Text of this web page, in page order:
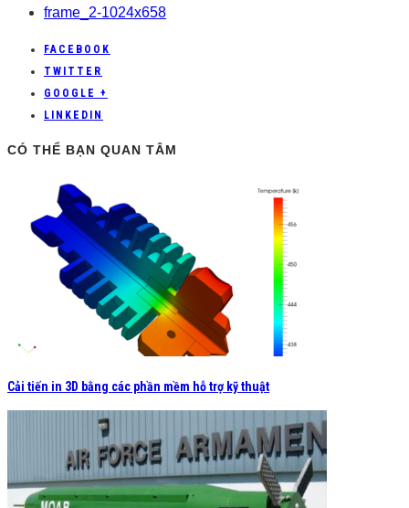
frame_2-1024x658
FACEBOOK
TWITTER
GOOGLE +
LINKEDIN
CÓ THỂ BẠN QUAN TÂM
Cải tiến in 3D bằng các phần mềm hỗ trợ kỹ thuật